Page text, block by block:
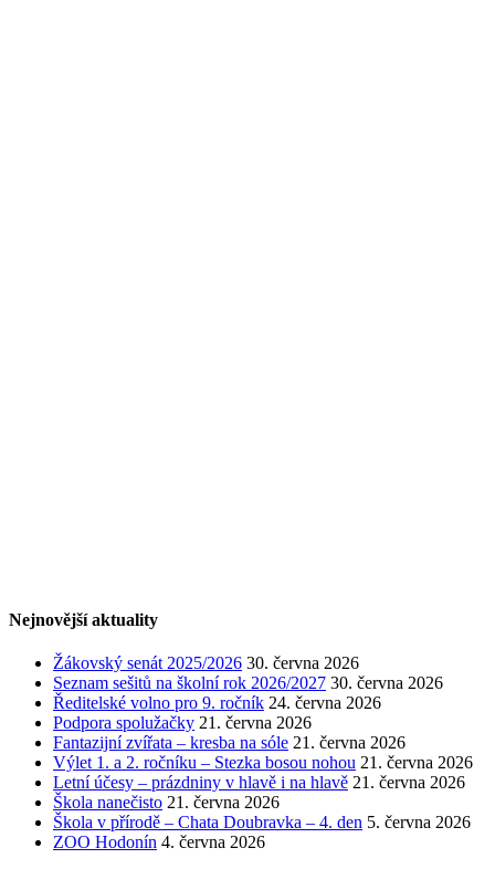
Nejnovější aktuality
Žákovský senát 2025/2026 30. června 2026
Seznam sešitů na školní rok 2026/2027 30. června 2026
Ředitelské volno pro 9. ročník 24. června 2026
Podpora spolužačky 21. června 2026
Fantazijní zvířata – kresba na sóle 21. června 2026
Výlet 1. a 2. ročníku – Stezka bosou nohou 21. června 2026
Letní účesy – prázdniny v hlavě i na hlavě 21. června 2026
Škola nanečisto 21. června 2026
Škola v přírodě – Chata Doubravka – 4. den 5. června 2026
ZOO Hodonín 4. června 2026